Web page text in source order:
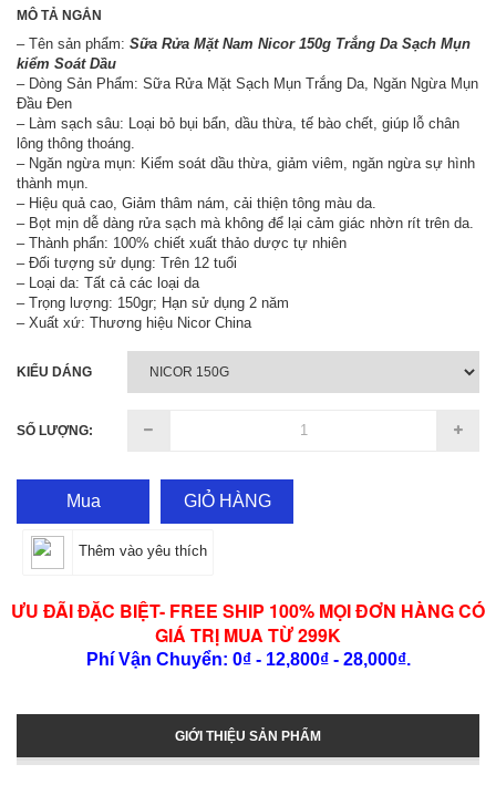
MÔ TẢ NGẮN
– Tên sản phẩm: Sữa Rửa Mặt Nam Nicor 150g Trắng Da Sạch Mụn
kiểm Soát Dầu
– Dòng Sản Phẩm: Sữa Rửa Mặt Sạch Mụn Trắng Da, Ngăn Ngừa Mụn
Đầu Đen
– Làm sạch sâu: Loại bỏ bụi bẩn, dầu thừa, tế bào chết, giúp lỗ chân
lông thông thoáng.
– Ngăn ngừa mụn: Kiểm soát dầu thừa, giảm viêm, ngăn ngừa sự hình
thành mụn.
– Hiệu quả cao, Giảm thâm nám, cải thiện tông màu da.
– Bọt mịn dễ dàng rửa sạch mà không để lại cảm giác nhờn rít trên da.
– Thành phẩn: 100% chiết xuất thảo dược tự nhiên
– Đối tượng sử dụng: Trên 12 tuổi
– Loại da: Tất cả các loại da
– Trọng lượng: 150gr; Hạn sử dụng 2 năm
– Xuất xứ: Thương hiệu Nicor China
KIỂU DÁNG
SỐ LƯỢNG:
Mua GIỎ HÀNG
Thêm vào yêu thích
ƯU ĐÃI ĐẶC BIỆT- FREE SHIP 100% MỌI ĐƠN HÀNG CÓ
GIÁ TRỊ MUA TỪ 299K
Phí Vận Chuyển: 0₫ - 12,800₫ - 28,000₫.
GIỚI THIỆU SẢN PHẨM